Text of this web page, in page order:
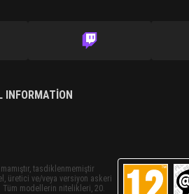
INFORMATION
tasdiklenmemiştir
üretici ve/veya versiyon askeri
modellerin nitelikleri, 20.